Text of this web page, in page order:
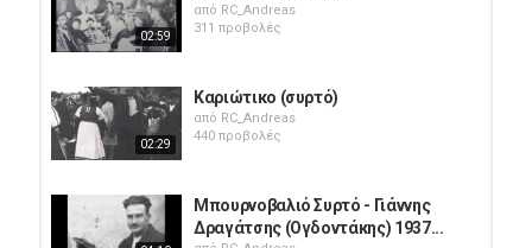
02:59
από RC_Andreas
311 προβολές
02:29
Καριώτικο (συρτό)
από RC_Andreas
440 προβολές
Μπουρνοβαλιό Συρτό - Γιάννης
Δραγάτσης (Ογδοντάκης) 1937...